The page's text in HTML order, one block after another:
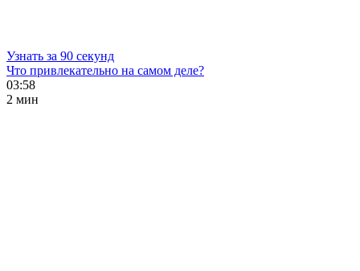
Узнать за 90 секунд
Что привлекательно на самом деле?
03:58
2 мин